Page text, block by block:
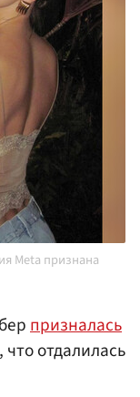
Meta признана
призналась
отдалилась